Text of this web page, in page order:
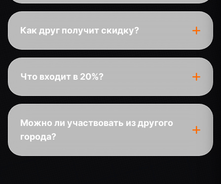
Как друг получит скидку?
Что входит в 20%?
Можно ли участвовать из другого
города?